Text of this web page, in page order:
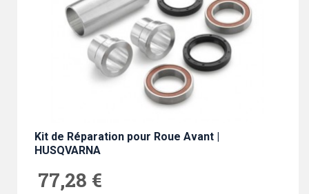
Kit de Réparation pour Roue Avant |
HUSQVARNA
77,28 €